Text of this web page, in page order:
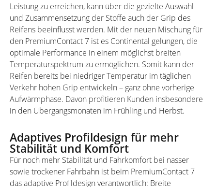
Leistung zu erreichen, kann über die gezielte Auswahl
und Zusammensetzung der Stoffe auch der Grip des
Reifens beeinflusst werden. Mit der neuen Mischung für
den PremiumContact 7 ist es Continental gelungen, die
optimale Performance in einem möglichst breiten
Temperaturspektrum zu ermöglichen. Somit kann der
Reifen bereits bei niedriger Temperatur im täglichen
Verkehr hohen Grip entwickeln – ganz ohne vorherige
Aufwärmphase. Davon profitieren Kunden insbesondere
in den Übergangsmonaten im Frühling und Herbst.
Adaptives Profildesign für mehr
Stabilität und Komfort
Für noch mehr Stabilität und Fahrkomfort bei nasser
sowie trockener Fahrbahn ist beim PremiumContact 7
das adaptive Profildesign verantwortlich: Breite